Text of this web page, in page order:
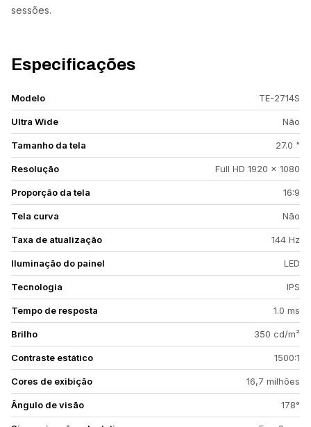
sessões.
Especificações
Modelo TE-2714S
Ultra Wide Não
Tamanho da tela 27.0 "
Resolução Full HD 1920 x 1080
Proporção da tela 16:9
Tela curva Não
Taxa de atualização 144 Hz
Iluminação do painel LED
Tecnologia IPS
Tempo de resposta 1.0 ms
Brilho 350 cd/m²
Contraste estático 1500:1
Cores de exibição 16,7 milhões
Ângulo de visão 178°